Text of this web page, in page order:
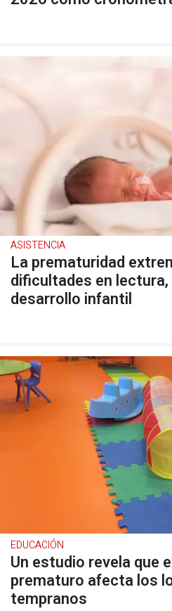
ASISTENCIA
La prematuridad
dificultades en
desarrollo infantil
EDUCACIÓN
Un estudio revela que
prematuro afecta los
tempranos